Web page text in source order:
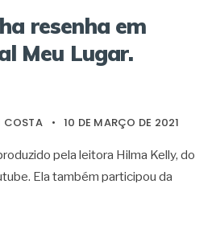
resenha em
Meu Lugar.
COSTA • 10 DE MARÇO DE 2021
pela leitora Hilma Kelly, do
Ela também participou da